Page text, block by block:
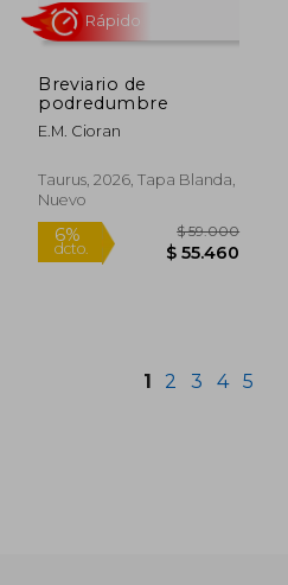
6%
dcto. $ 61.100
Breviario de
podredumbre
E.M. Cioran
Taurus, 2026, Tapa Blanda,
Nuevo
1 2 3 4 5